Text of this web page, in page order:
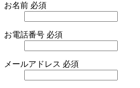
お名前 必須
お電話番号 必須
メールアドレス 必須